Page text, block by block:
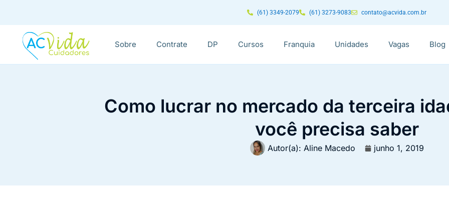
(61) 3349-2079 (61) 3273-9083 contato@acvida.com.br
Sobre Contrate DP Cursos Franquia Unidades Vagas Blog
Como lucrar no mercado da terceira
você precisa saber
Autor(a): Aline Macedo junho 1, 2019